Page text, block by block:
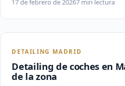
17 de febrero de 20267 min lectura
DETAILING MADRID
Detailing de coches en
de la zona